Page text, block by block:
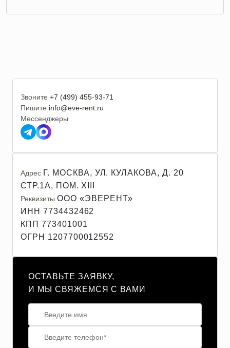
Звоните +7 (499) 455-93-71
Пишите info@eve-rent.ru
Мессенджеры
Адрес Г. МОСКВА, УЛ. КУЛАКОВА, Д. 20
СТР.1А, ПОМ. XIII
Реквизиты ООО «ЭВЕРЕНТ»
ИНН 7734432462
КПП 773401001
ОГРН 1207700012552
ОСТАВЬТЕ ЗАЯВКУ,
И МЫ СВЯЖЕМСЯ С ВАМИ